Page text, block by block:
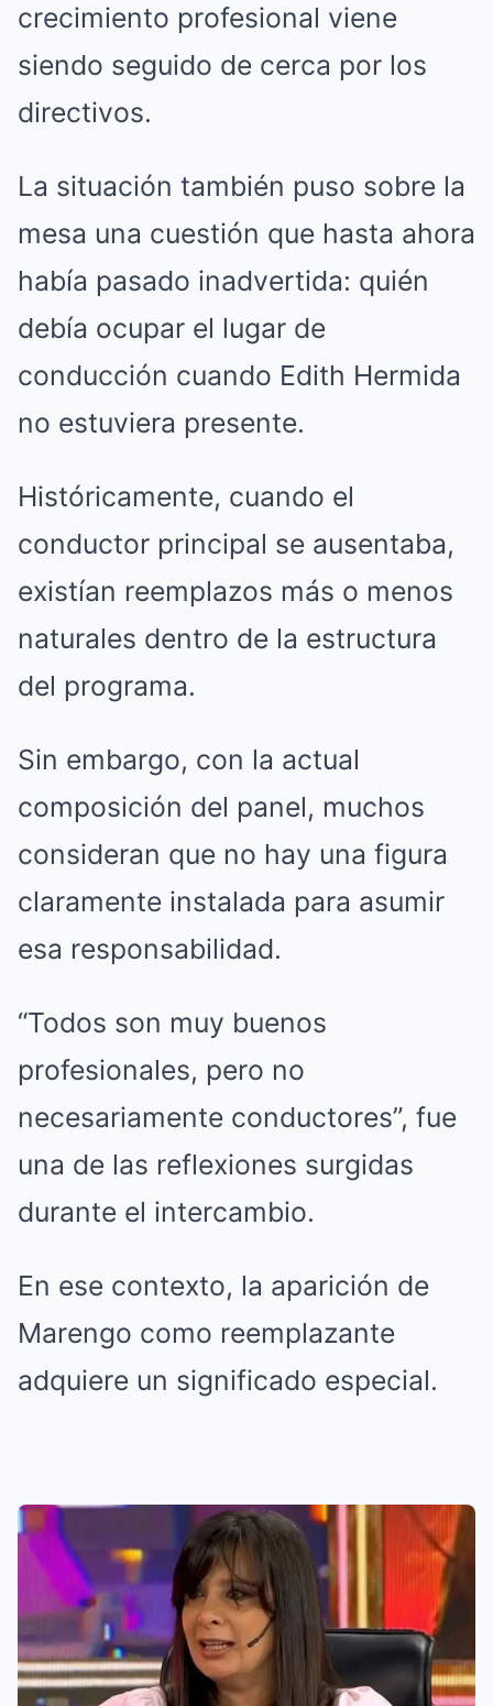
crecimiento profesional viene
siendo seguido de cerca por los
directivos.
La situación también puso sobre la
mesa una cuestión que hasta ahora
había pasado inadvertida: quién
debía ocupar el lugar de
conducción cuando Edith Hermida
no estuviera presente.
Históricamente, cuando el
conductor principal se ausentaba,
existían reemplazos más o menos
naturales dentro de la estructura
del programa.
Sin embargo, con la actual
composición del panel, muchos
consideran que no hay una figura
claramente instalada para asumir
esa responsabilidad.
“Todos son muy buenos
profesionales, pero no
necesariamente conductores”, fue
una de las reflexiones surgidas
durante el intercambio.
En ese contexto, la aparición de
Marengo como reemplazante
adquiere un significado especial.